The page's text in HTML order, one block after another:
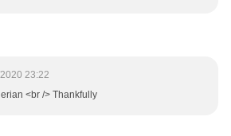
23:22
<br /> Thankfully